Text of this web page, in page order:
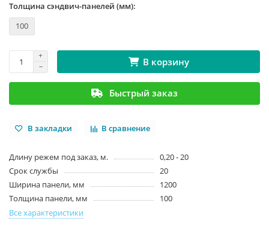
Толщина сэндвич-панелей (мм):
100
В корзину
Быстрый заказ
В закладки В сравнение
Длину режем под заказ, м.
0,20 - 20
Срок службы
20
Ширина панели, мм
1200
Толщина панели, мм
100
Все характеристики